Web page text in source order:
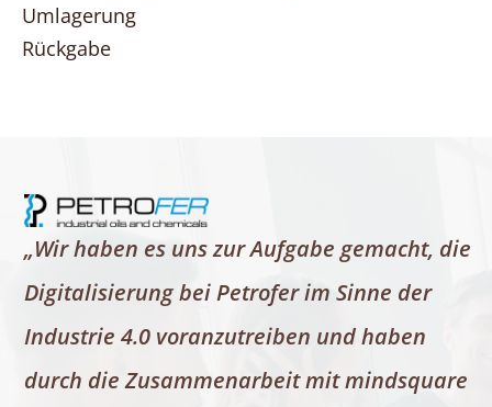
Umlagerung
Rückgabe
„Wir haben es uns zur Aufgabe gemacht, die
Digitalisierung bei Petrofer im Sinne der
Industrie 4.0 voranzutreiben und haben
durch die Zusammenarbeit mit mindsquare